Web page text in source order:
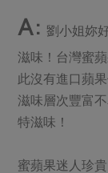
美妝保養
家庭清潔
日用品
防災用品
飲品
主題食譜
異國料理
主婦聯盟X樂齡網
30%rPET紅烏龍
2024農業發展計
更多議題活動
把最好的台灣
公益金
更多議題
生活者e週
社員權益
合作社法規
社務專區
選舉專區
最新消息
A: 劉小姐妳
滋味！台灣蜜
此沒有進口蘋
滋味層次豐富
特滋味！
蜜蘋果迷人珍